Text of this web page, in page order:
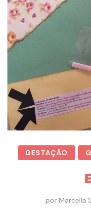
GESTAÇÃO
por Marcella